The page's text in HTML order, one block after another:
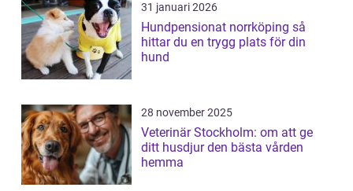
31 januari 2026
Hundpensionat norrköping så
hittar du en trygg plats för din
hund
28 november 2025
Veterinär Stockholm: om att ge
ditt husdjur den bästa vården
hemma